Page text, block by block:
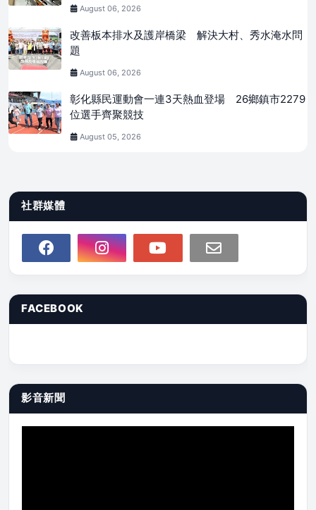
August 06, 2026
改善板本排水及護岸橋梁 解決大村、秀水淹水問
題
August 06, 2026
彰化縣民運動會一連3天熱血登場 26鄉鎮市2279
位選手齊聚競技
August 05, 2026
社群媒體
FACEBOOK
影音新聞